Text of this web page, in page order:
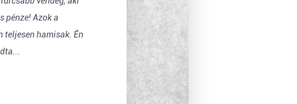
pénze! Azok a
teljesen hamisak. Én